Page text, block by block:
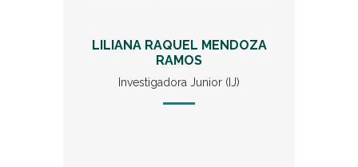
LILIANA RAQUEL MENDOZA
RAMOS
Investigadora Junior (IJ)